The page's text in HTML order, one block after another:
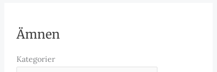
Ämnen
Kategorier